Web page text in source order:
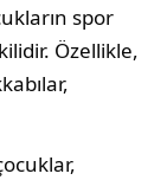
spor
Özellikle,